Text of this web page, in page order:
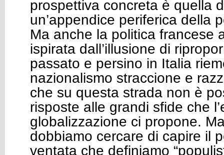
prospettiva concreta è quella
un’appendice periferica della
Ma anche la politica francese
ispirata dall’illusione di
passato e persino in Italia
nazionalismo straccione e
che su questa strada non è
risposte alle grandi sfide che
globalizzazione ci propone.
dobbiamo cercare di capire il
ventata che definiamo